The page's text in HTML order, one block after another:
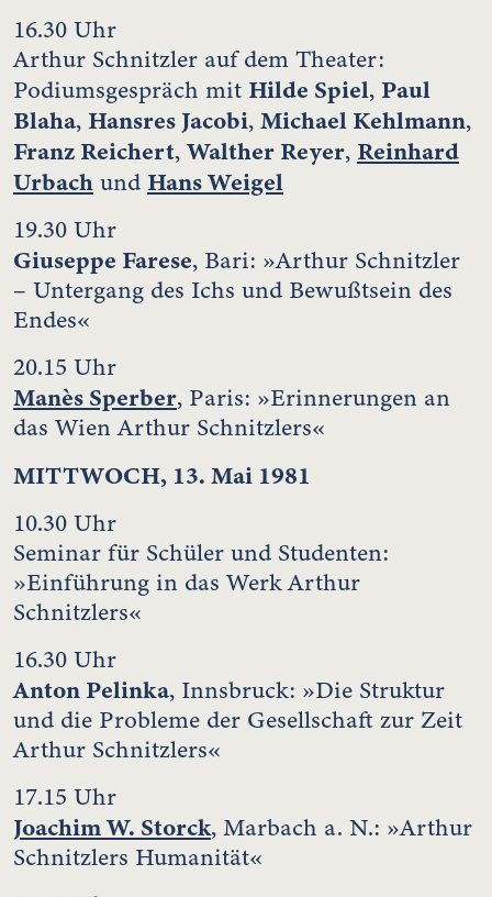
16.30 Uhr
Arthur Schnitzler auf dem Theater:
Podiumsgespräch mit Hilde Spiel, Paul
Blaha, Hansres Jacobi, Michael Kehlmann,
Franz Reichert, Walther Reyer, Reinhard
Urbach und Hans Weigel
19.30 Uhr
Giuseppe Farese, Bari: »Arthur Schnitzler
– Untergang des Ichs und Bewußtsein des
Endes«
20.15 Uhr
Manès Sperber, Paris: »Erinnerungen an
das Wien Arthur Schnitzlers«
MITTWOCH, 13. Mai 1981
10.30 Uhr
Seminar für Schüler und Studenten:
»Einführung in das Werk Arthur
Schnitzlers«
16.30 Uhr
Anton Pelinka, Innsbruck: »Die Struktur
und die Probleme der Gesellschaft zur Zeit
Arthur Schnitzlers«
17.15 Uhr
Joachim W. Storck, Marbach a. N.: »Arthur
Schnitzlers Humanität«